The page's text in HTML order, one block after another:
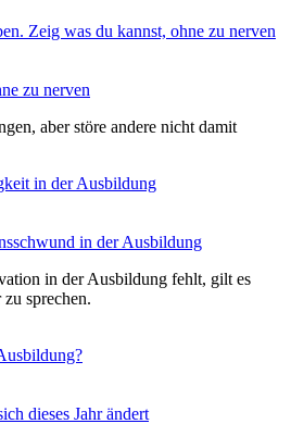
zu nerven
aber störe andere nicht damit
in der Ausbildung
in der Ausbildung fehlt, gilt es
sprechen.
dieses Jahr ändert